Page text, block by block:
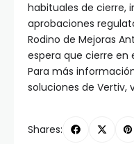
habituales de cierre,
aprobaciones
Rodino de Mejoras
espera que cierre en
Para más
soluciones de Vertiv,
Shares: